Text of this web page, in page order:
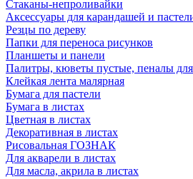
Стаканы-непроливайки
Аксессуары для карандашей и
Резцы по дереву
Папки для переноса рисунков
Планшеты и панели
Палитры, кюветы пустые, пеналы для
Клейкая лента малярная
Бумага для пастели
Бумага в листах
Цветная в листах
Декоративная в листах
Рисовальная ГОЗНАК
Для акварели в листах
Для масла, акрила в листах